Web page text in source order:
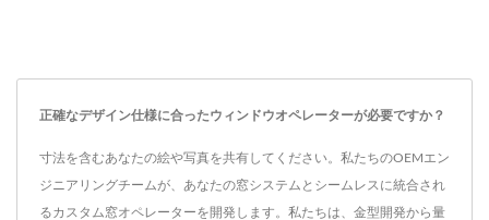
正確なデザイン仕様に合ったウィンドウオペレーターが必要ですか？
寸法を含むあなたの絵や写真を共有してください。私たちのOEMエン
ジニアリングチームが、あなたの窓システムとシームレスに統合され
るカスタム窓オペレーターを開発します。私たちは、金型開発から量